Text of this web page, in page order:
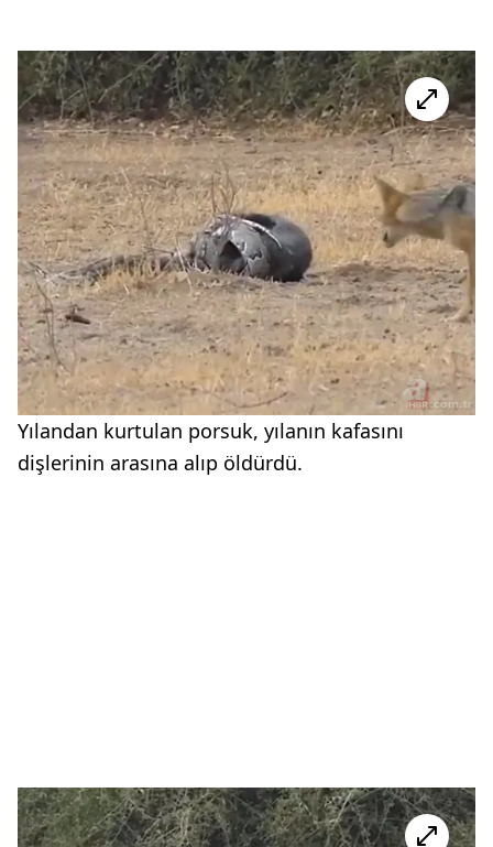
Yılandan kurtulan porsuk, yılanın kafasını
dişlerinin arasına alıp öldürdü.